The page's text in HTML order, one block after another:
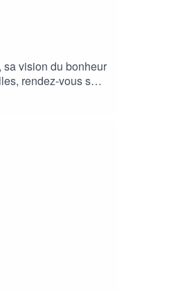
vision du bonheur
rendez-vous sur
Antilles